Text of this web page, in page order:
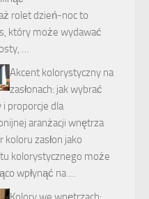
rolet dzień-noc to
który może wydawać
…
Akcent kolorystyczny na
zasłonach: jak wybrać
i proporcje dla
aranżacji wnętrza
koloru zasłon jako
kolorystycznego może
wpłynąć na …